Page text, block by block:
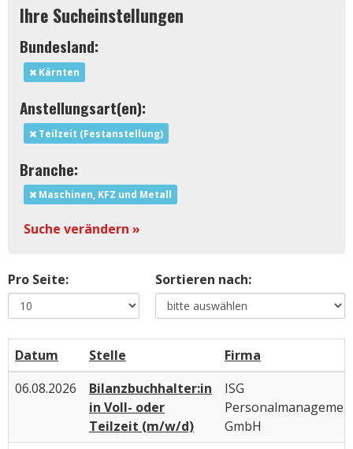
Ihre Sucheinstellungen
Bundesland:
Kärnten
Anstellungsart(en):
Teilzeit (Festanstellung)
Branche:
Maschinen, KFZ und Metall
Suche verändern »
Pro Seite: Sortieren nach:
Datum Stelle
Firma
06.08.2026
Bilanzbuchhalter:in
in Voll- oder
Teilzeit (m/w/d)
ISG
GmbH